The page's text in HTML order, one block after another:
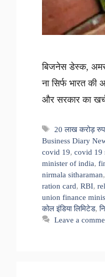
बिजनेस डेस्क, अमर
ना सिर्फ भारत की
और सरकार का
Tags
20 लाख करोड़
Business Diary
covid 19, covid 19
minister of india,
nirmala sitharaman,
ration card, RBI,
union finance
कोल इंडिया लिमिटेड,
Leave a